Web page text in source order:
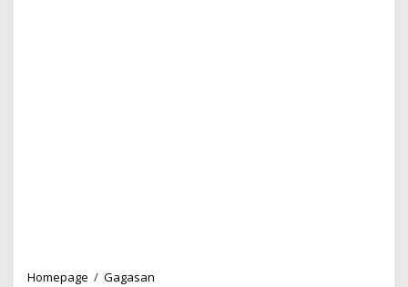
Homepage / Gagasan